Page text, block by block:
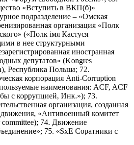
«Вступить в ВКП(б)»
подразделение – «Омская
организация «Полк
(«Полк iмя Кастуся
в нее структурными
иностранная
депутатов» (Kongres
Республика Польша; 72.
корпорация Anti-Corruption
наименования: ACF, ACF
с коррупцией, Инк.»); 73.
организация, созданная
«Антивоенный комитет
committee); 74. Движение
75. «SxE Соратники с